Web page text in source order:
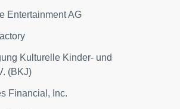
Entertainment AG
Kulturelle Kinder- und
(BKJ)
Financial, Inc.